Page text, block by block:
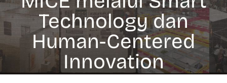
Technology dan
Human-Centered
Innovation